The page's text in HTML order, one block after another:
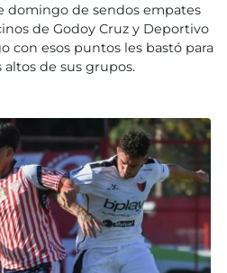
domingo de sendos empates
de Godoy Cruz y Deportivo
con esos puntos les bastó para
de sus grupos.